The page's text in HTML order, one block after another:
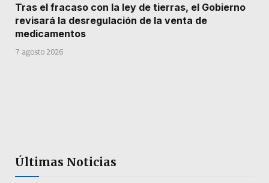
Tras el fracaso con la ley de tierras, el Gobierno
revisará la desregulación de la venta de
medicamentos
7 agosto 2026
Últimas Noticias